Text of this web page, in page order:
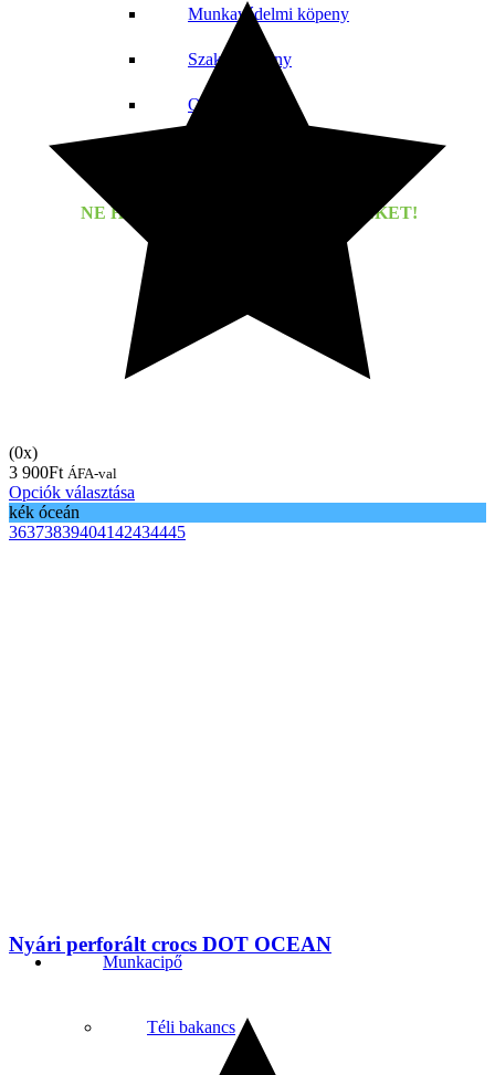
Munkavédelmi köpeny
Szakácskötény
Orvosi köpeny
NE HAGYD KI AZ RENDEZVÉNYEKET!
Munkacipő
Téli bakancs
(0x)
3 900Ft ÁFA-val
Opciók választása
kék óceán
36373839404142434445
Nyári perforált crocs DOT OCEAN